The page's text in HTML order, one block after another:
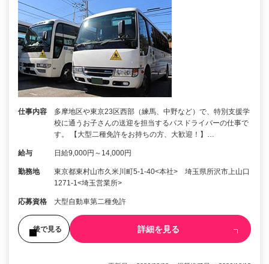
仕事内容
多摩地区や東京23区西部（練馬、中野など）で、特別支援学
校に通うお子さんの送迎を担当するバスドライバーの仕事で
す。 【大型二種免許をお持ちの方、大歓迎！】…
給与 日給9,000円～14,000円
勤務地
東京都東村山市久米川町5-1-40<本社> 埼玉県所沢市上山口
1271-1<埼玉営業所>
応募資格 大型自動車第二種免許
後で見る 詳細を見る